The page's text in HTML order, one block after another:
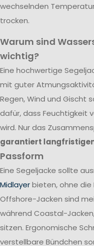
wechselnden
trocken.
Warum sind
wichtig?
Eine hochwertige
mit guter
Regen, Wind und Gischt
dafür, dass Feuchtigkeit
wird. Nur das
garantiert
Passform
Eine Segeljacke sollte
Midlayerbieten, ohne die
Offshore-Jacken sind
während Coastal-
sitzen. Ergonomische
verstellbare Bündchen